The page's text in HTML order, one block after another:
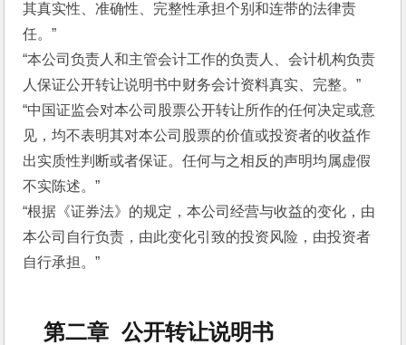
其真实性、准确性、完整性承担个别和连带的法律责
任。”
“本公司负责人和主管会计工作的负责人、会计机构负责
人保证公开转让说明书中财务会计资料真实、完整。”
“中国证监会对本公司股票公开转让所作的任何决定或意
见，均不表明其对本公司股票的价值或投资者的收益作
出实质性判断或者保证。任何与之相反的声明均属虚假
不实陈述。”
“根据《证券法》的规定，本公司经营与收益的变化，由
本公司自行负责，由此变化引致的投资风险，由投资者
自行承担。”
第二章 公开转让说明书